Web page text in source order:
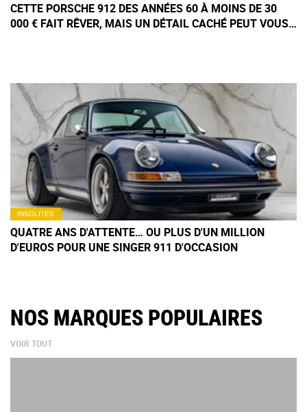
CETTE PORSCHE 912 DES ANNÉES 60 À MOINS DE 30
000 € FAIT RÊVER, MAIS UN DÉTAIL CACHÉ PEUT VOUS
INSOLITES
QUATRE ANS D'ATTENTE… OU PLUS D'UN MILLION
D'EUROS POUR UNE SINGER 911 D'OCCASION
NOS MARQUES POPULAIRES
VOIR TOUT